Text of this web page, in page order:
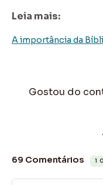
Leia mais:
A importância da